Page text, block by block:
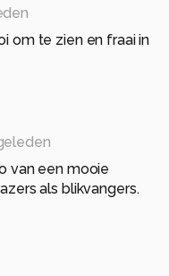
om te zien en fraai in
van een mooie
als blikvangers.